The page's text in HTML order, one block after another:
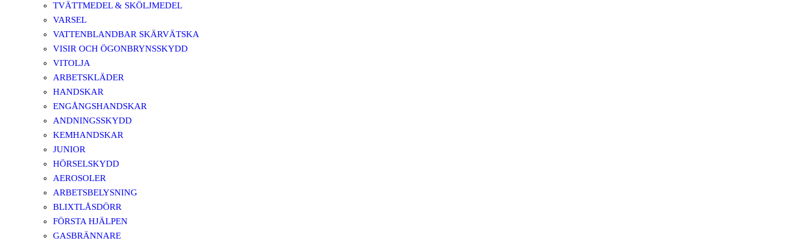
TVÄTTMEDEL & SKÖLJMEDEL
VARSEL
VATTENBLANDBAR SKÄRVÄTSKA
VISIR OCH ÖGONBRYNSSKYDD
VITOLJA
ARBETSKLÄDER
HANDSKAR
ENGÅNGSHANDSKAR
ANDNINGSSKYDD
KEMHANDSKAR
JUNIOR
HÖRSELSKYDD
AEROSOLER
ARBETSBELYSNING
BLIXTLÅSDÖRR
FÖRSTA HJÄLPEN
GASBRÄNNARE